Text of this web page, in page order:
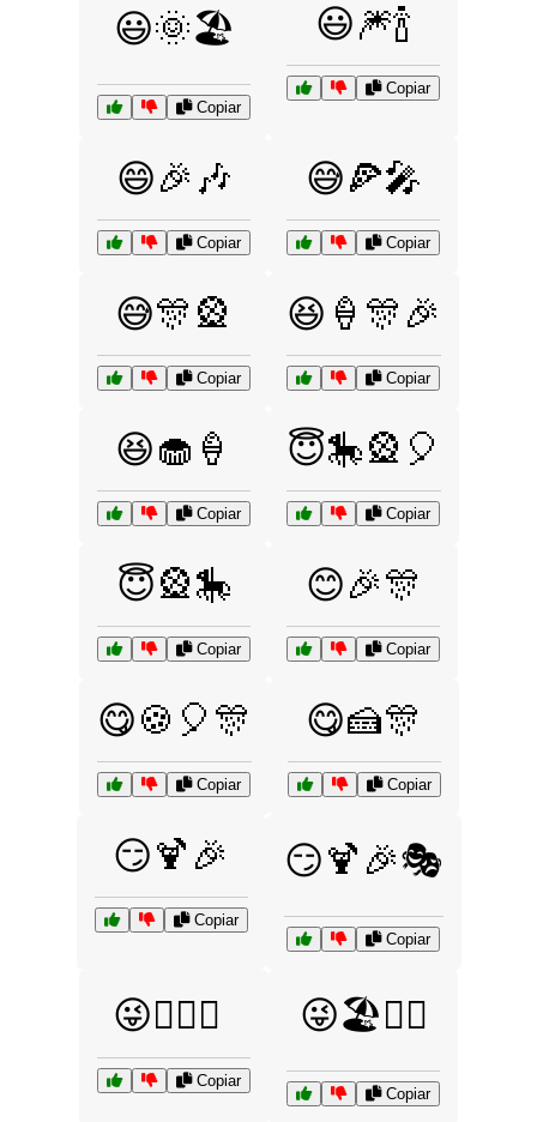
😃🌞🏖️
Copiar
😃🎆🍾
Copiar
😄🎉🎶
Copiar
😅🍕🎤
Copiar
😅🎊🎡
Copiar
😆🍦🎊🎉
Copiar
😆🧁🍦
Copiar
😇🎠🎡🎈
Copiar
😇🎡🎠
Copiar
😊🎉🎊
Copiar
😋🍪🎈🎊
Copiar
😋🍰🎊
Copiar
😏🍹🎉
Copiar
😏🍹🎉🎭
Copiar
😜🏄‍♀️🌊
Copiar
😜🏖️🏄‍♂️
Copiar